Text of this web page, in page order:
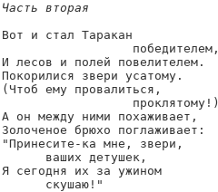
Часть вторая
Вот и стал Таракан
                  победителем,
И лесов и полей повелителем.
Покорилися звери усатому.
(Чтоб ему провалиться,
                  проклятому!)
А он между ними похаживает,
Золоченое брюхо поглаживает:
"Принесите-ка мне, звери,
      ваших детушек,
Я сегодня их за ужином
      скушаю!"